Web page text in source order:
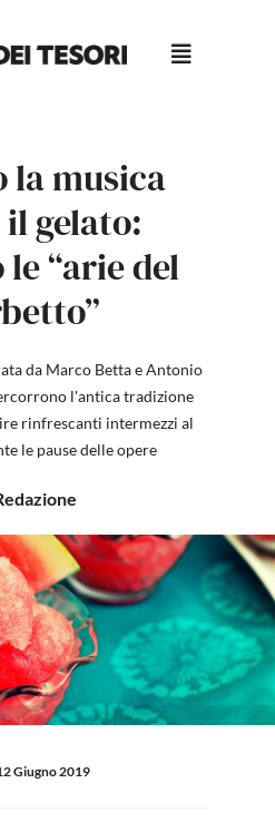
la musica
il gelato:
“arie del
da Marco Betta e Antonio
l'antica tradizione
rinfrescanti intermezzi al
le pause delle opere
Giugno 2019